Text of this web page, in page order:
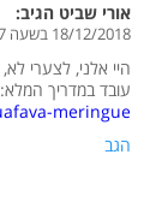
אורי שביט הגיב:
18/12/2018 בשעה 23:47
היי אלני, לצערי
עובד במדריך המלא:
meringue/
הגב